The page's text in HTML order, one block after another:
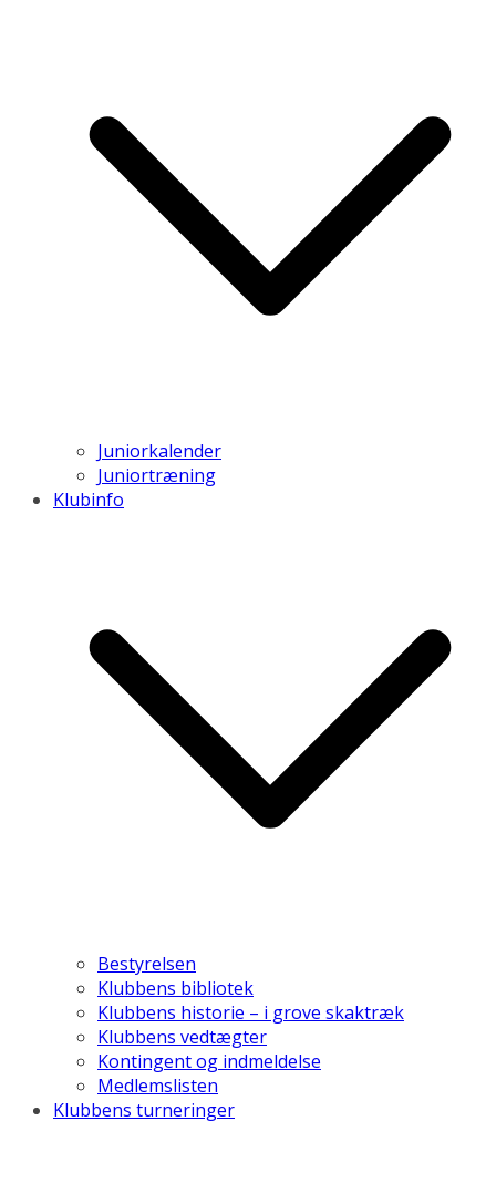
Juniorkalender
Juniortræning
Klubinfo
Bestyrelsen
Klubbens bibliotek
Klubbens historie – i grove skaktræk
Klubbens vedtægter
Kontingent og indmeldelse
Medlemslisten
Klubbens turneringer